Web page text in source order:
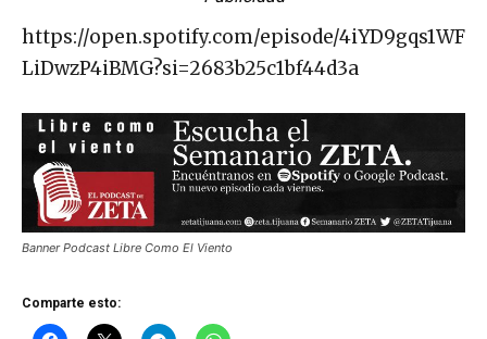
https://open.spotify.com/episode/4iYD9gqs1WF
LiDwzP4iBMG?si=2683b25c1bf44d3a
Banner Podcast Libre Como El Viento
Comparte esto: